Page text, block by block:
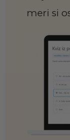
meri si